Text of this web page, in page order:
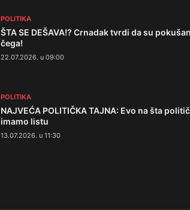
POLITIKA
ŠTA SE DEŠAVA!? Crnadak tvrdi da su
čega!
22.07.2026. u 09:00
POLITIKA
NAJVEĆA POLITIČKA TAJNA: Evo na šta
imamo listu
13.07.2026. u 11:30